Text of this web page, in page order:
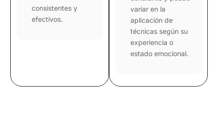
consistentes y
efectivos.
variar en la
aplicación de
técnicas según su
experiencia o
estado emocional.